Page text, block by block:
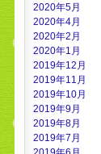
2020年5月
2020年4月
2020年2月
2020年1月
2019年12月
2019年11月
2019年10月
2019年9月
2019年8月
2019年7月